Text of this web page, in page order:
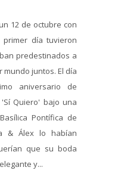
12 de octubre con
primer día tuvieron
predestinados a
juntos. El día
aniversario de
Quiero' bajo una
Pontífica de
& Álex lo habían
que su boda
y...